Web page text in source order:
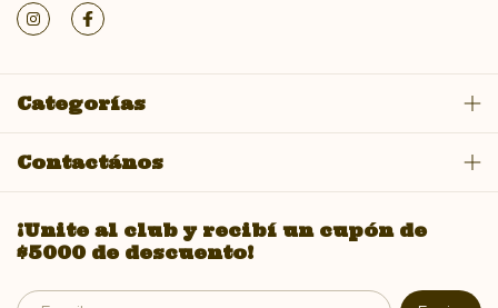
Categorías
Contactános
¡Unite al club y recibí un cupón de
$5000 de descuento!